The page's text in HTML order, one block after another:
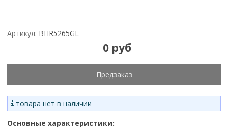
Артикул: BHR5265GL
0 руб
Предзаказ
товара нет в наличии
Основные характеристики: